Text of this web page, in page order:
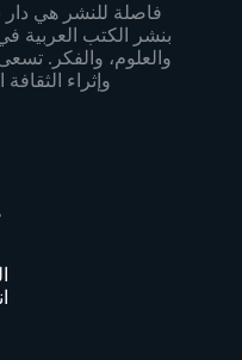
بنشر الكتب العربية
والعلوم، والفكر.
وإثراء